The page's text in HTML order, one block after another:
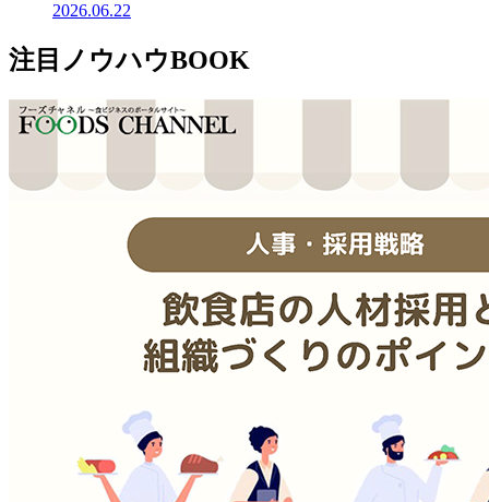
2026.06.22
注目ノウハウBOOK